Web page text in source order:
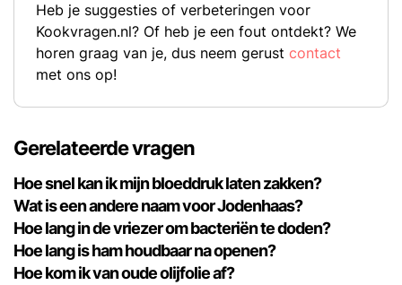
Heb je suggesties of verbeteringen voor
Kookvragen.nl? Of heb je een fout ontdekt? We
horen graag van je, dus neem gerust contact
met ons op!
Gerelateerde vragen
Hoe snel kan ik mijn bloeddruk laten zakken?
Wat is een andere naam voor Jodenhaas?
Hoe lang in de vriezer om bacteriën te doden?
Hoe lang is ham houdbaar na openen?
Hoe kom ik van oude olijfolie af?